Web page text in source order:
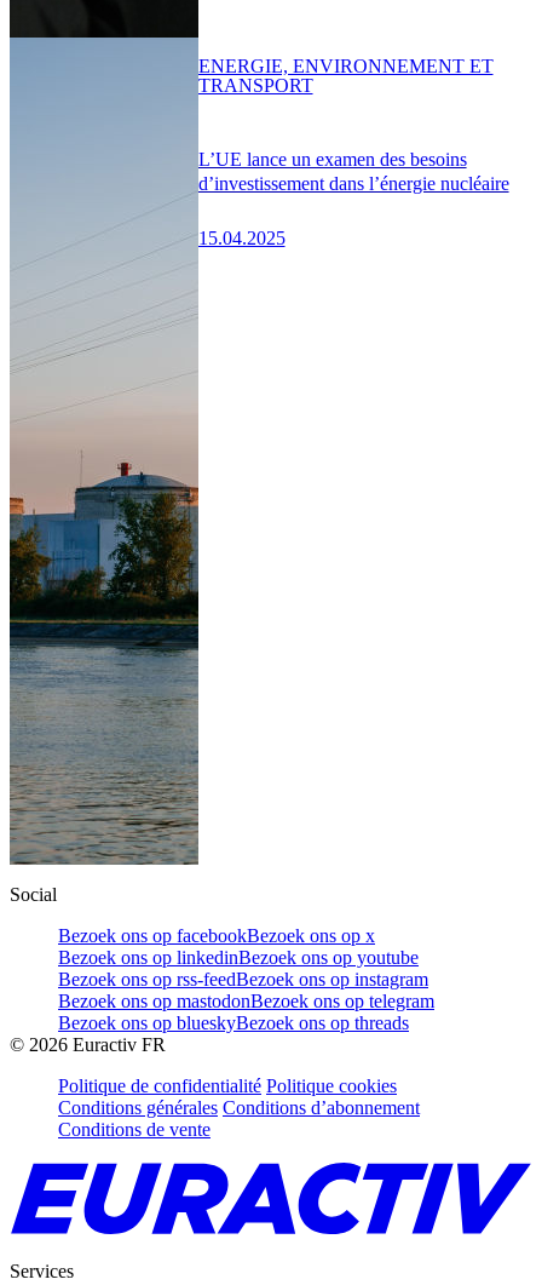
L’UE lance un examen des besoins
d’investissement dans l’énergie nucléaire
15.04.2025
ENERGIE, ENVIRONNEMENT ET
TRANSPORT
Social
Bezoek ons op facebookBezoek ons op x
Bezoek ons op linkedinBezoek ons op youtube
Bezoek ons op rss-feedBezoek ons op instagram
Bezoek ons op mastodonBezoek ons op telegram
Bezoek ons op blueskyBezoek ons op threads
© 2026 Euractiv FR
Politique de confidentialité Politique cookies
Conditions générales Conditions d’abonnement
Conditions de vente
Services